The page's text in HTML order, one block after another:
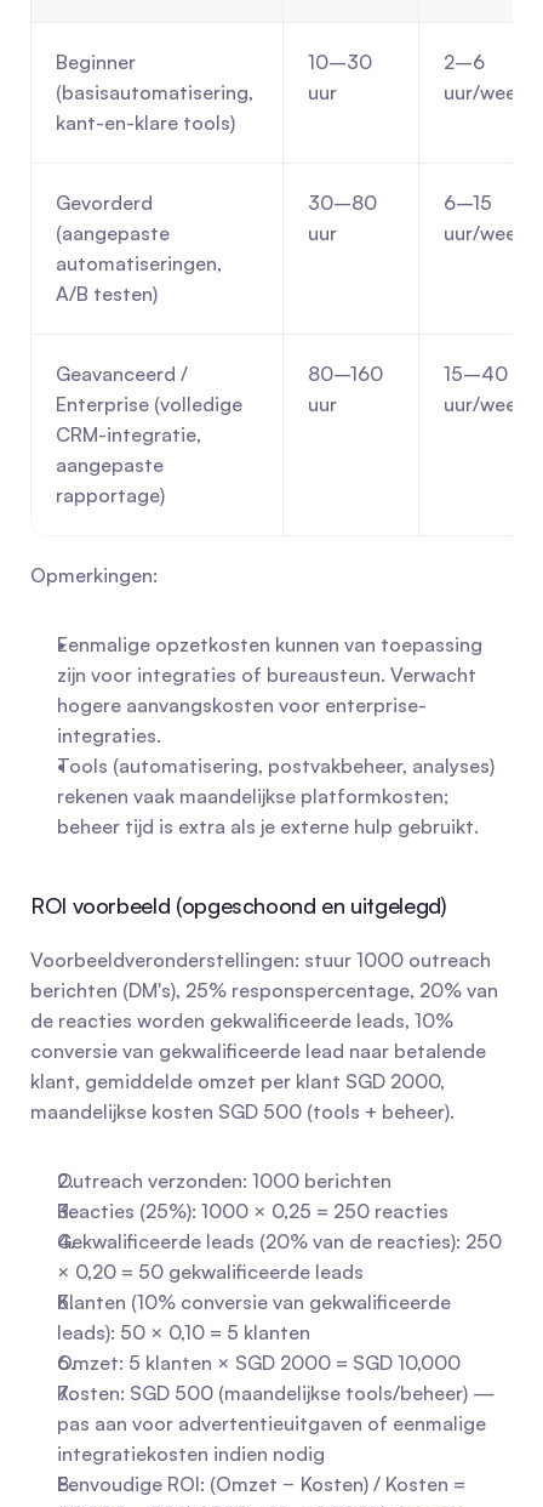
Beginner
(basisautomatisering,
kant-en-klare tools)
10–30
uur
2–6
uur/week
Gevorderd
(aangepaste
automatiseringen,
A/B testen)
30–80
uur
6–15
uur/week
Geavanceerd /
Enterprise (volledige
CRM-integratie,
aangepaste
rapportage)
80–160
uur
15–40
uur/week
Opmerkingen:
Eenmalige opzetkosten kunnen van toepassing
zijn voor integraties of bureausteun. Verwacht
hogere aanvangskosten voor enterprise-
integraties.
Tools (automatisering, postvakbeheer, analyses)
rekenen vaak maandelijkse platformkosten;
beheer tijd is extra als je externe hulp gebruikt.
ROI voorbeeld (opgeschoond en uitgelegd)
Voorbeeldveronderstellingen: stuur 1000 outreach
berichten (DM's), 25% responspercentage, 20% van
de reacties worden gekwalificeerde leads, 10%
conversie van gekwalificeerde lead naar betalende
klant, gemiddelde omzet per klant SGD 2000,
maandelijkse kosten SGD 500 (tools + beheer).
Outreach verzonden: 1000 berichten
Reacties (25%): 1000 × 0,25 = 250 reacties
Gekwalificeerde leads (20% van de reacties): 250
× 0,20 = 50 gekwalificeerde leads
Klanten (10% conversie van gekwalificeerde
leads): 50 × 0,10 = 5 klanten
Omzet: 5 klanten × SGD 2000 = SGD 10,000
Kosten: SGD 500 (maandelijkse tools/beheer) —
pas aan voor advertentieuitgaven of eenmalige
integratiekosten indien nodig
Eenvoudige ROI: (Omzet − Kosten) / Kosten =